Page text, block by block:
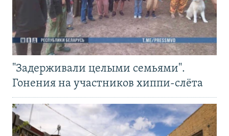
"Задерживали целыми семьями".
Гонения на участников хиппи-слёта